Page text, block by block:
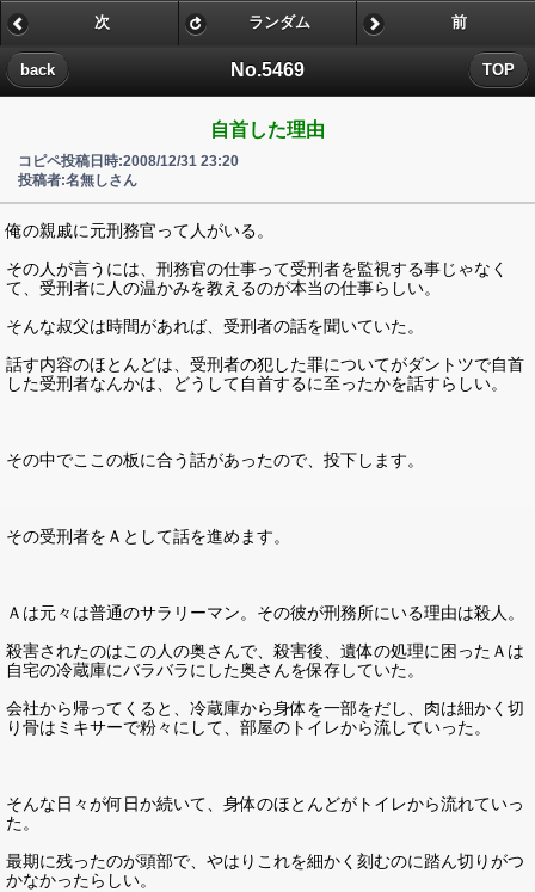
No.5469
back TOP
次 ランダム 前
自首した理由
コピペ投稿日時:2008/12/31 23:20
投稿者:名無しさん
俺の親戚に元刑務官って人がいる。
その人が言うには、刑務官の仕事って受刑者を監視する事じゃなく
て、受刑者に人の温かみを教えるのが本当の仕事らしい。
そんな叔父は時間があれば、受刑者の話を聞いていた。
話す内容のほとんどは、受刑者の犯した罪についてがダントツで自首
した受刑者なんかは、どうして自首するに至ったかを話すらしい。
その中でここの板に合う話があったので、投下します。
その受刑者をＡとして話を進めます。
Ａは元々は普通のサラリーマン。その彼が刑務所にいる理由は殺人。
殺害されたのはこの人の奥さんで、殺害後、遺体の処理に困ったＡは
自宅の冷蔵庫にバラバラにした奥さんを保存していた。
会社から帰ってくると、冷蔵庫から身体を一部をだし、肉は細かく切
り骨はミキサーで粉々にして、部屋のトイレから流していった。
そんな日々が何日か続いて、身体のほとんどがトイレから流れていっ
た。
最期に残ったのが頭部で、やはりこれを細かく刻むのに踏ん切りがつ
かなかったらしい。